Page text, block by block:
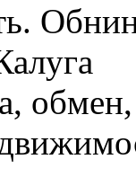
обмен,